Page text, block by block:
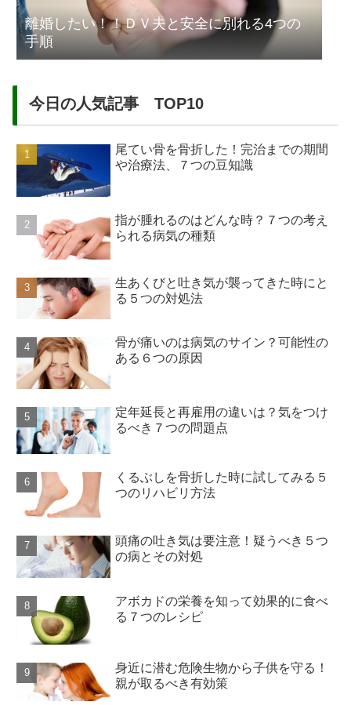
離婚したい！！ＤＶ夫と安全に別れる4つの
手順
今日の人気記事 TOP10
尾てい骨を骨折した！完治までの期間
や治療法、７つの豆知識
指が腫れるのはどんな時？７つの考え
られる病気の種類
生あくびと吐き気が襲ってきた時にと
る５つの対処法
骨が痛いのは病気のサイン？可能性の
ある６つの原因
定年延長と再雇用の違いは？気をつけ
るべき７つの問題点
くるぶしを骨折した時に試してみる５
つのリハビリ方法
頭痛の吐き気は要注意！疑うべき５つ
の病とその対処
アボカドの栄養を知って効果的に食べ
る７つのレシピ
身近に潜む危険生物から子供を守る！
親が取るべき有効策